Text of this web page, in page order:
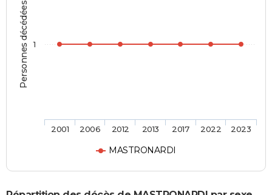
Personnes décédées
MASTRONARDI
2001 2006 2012 2013 2017 2022 2023
1